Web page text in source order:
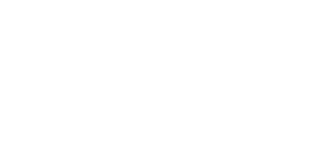
poradnictwa psychologiczno-